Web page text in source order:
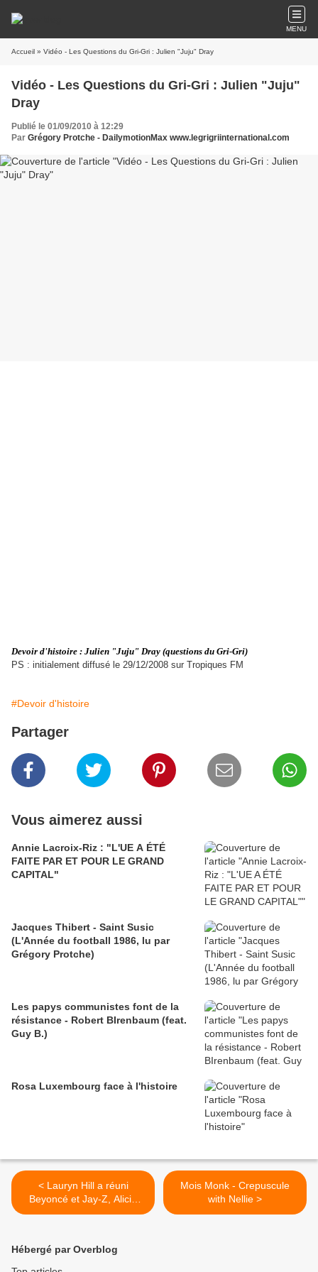
MENU
Accueil » Vidéo - Les Questions du Gri-Gri : Julien "Juju" Dray
Vidéo - Les Questions du Gri-Gri : Julien "Juju"
Dray
Publié le 01/09/2010 à 12:29
Par Grégory Protche - DailymotionMax www.legrigriinternational.com
Devoir d'histoire : Julien "Juju" Dray (questions du Gri-Gri)
PS : initialement diffusé le 29/12/2008 sur Tropiques FM
#Devoir d'histoire
Partager
Vous aimerez aussi
Annie Lacroix-Riz : "L'UE A ÉTÉ
FAITE PAR ET POUR LE GRAND
CAPITAL"
Jacques Thibert - Saint Susic
(L'Année du football 1986, lu par
Grégory Protche)
Les papys communistes font de la
résistance - Robert BIrenbaum (feat.
Guy B.)
Rosa Luxembourg face à l'histoire
< Lauryn Hill a réuni
Beyoncé et Jay-Z, Alicia
Keys enceinte et son mari
John Legend
Mois Monk - Crepuscule
with Nellie >
Hébergé par Overblog